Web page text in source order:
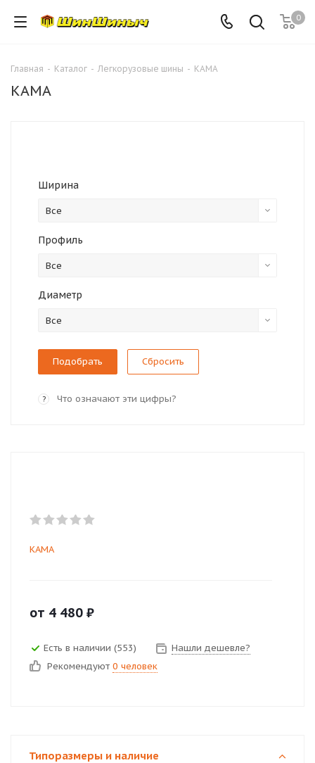
0
Главная - Каталог - Легкорузовые шины - КАМА
КАМА
Ширина
Все
Профиль
Все
Диаметр
Все
Сбросить
? Что означают эти цифры?
КАМА
от 4 480 ₽
Есть в наличии (553)
Нашли дешевле?
Рекомендуют 0 человек
Типоразмеры и наличие